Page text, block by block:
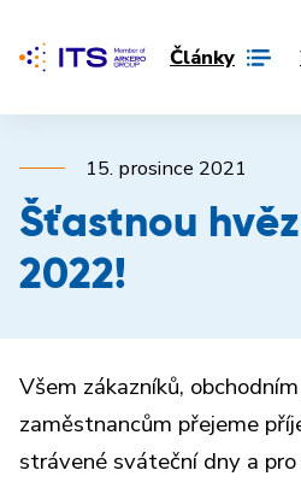
Články
15. prosince 2021
Šťastnou
2022!
Všem zákazníků,
zaměstnancům přejeme
strávené sváteční dny a